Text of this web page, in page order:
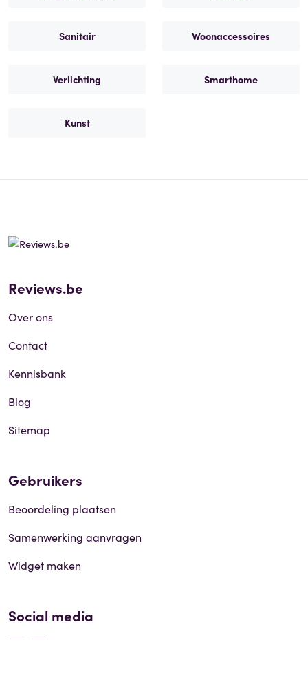
Sanitair Woonaccessoires
Verlichting Smarthome
Kunst
Reviews.be
Over ons
Contact
Kennisbank
Blog
Sitemap
Gebruikers
Beoordeling plaatsen
Samenwerking aanvragen
Widget maken
Social media